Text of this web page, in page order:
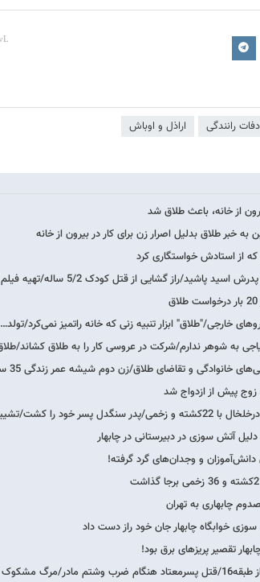
رانندگی اراذل و اوباش
از خانه، باعث طلاق شد
به خبر طلاق بدلیل اصرار زن برای کار در بیرون از خانه
از استادش خواستگاری کرد
پاشید/راز گشایی از قتل کودک 5/2 ساله/تهیه فیلم سیاه…
خارجی/"طلاق" ابزار تنبیه زنی که خانه راتمیز نمی‌کرد/تولد…
و تقاضای طلاق/زن دوم شیشه عمر زندگی 35 ساله را شکست
پیش از ازدواج شد
خود را کشت/تشییع پیکر…
آتش سوزی در دبیرستانی در چابهار
و وجدان‌های گرد گرفته!
چابهاری به تهران
خوابگاه چابهار جان خود راز دست داد
تقصیر پریزهای برق بود!
مرگ مشکوک ۲جوان…